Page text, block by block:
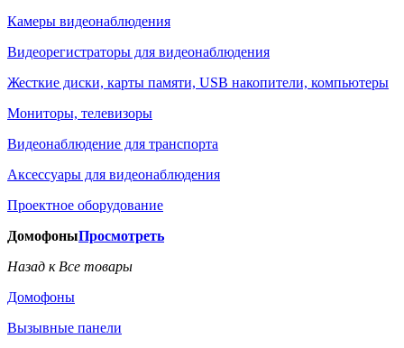
Камеры видеонаблюдения
Видеорегистраторы для видеонаблюдения
Жесткие диски, карты памяти, USB накопители, компьютеры
Мониторы, телевизоры
Видеонаблюдение для транспорта
Аксессуары для видеонаблюдения
Проектное оборудование
ДомофоныПросмотреть
Назад к Все товары
Домофоны
Вызывные панели